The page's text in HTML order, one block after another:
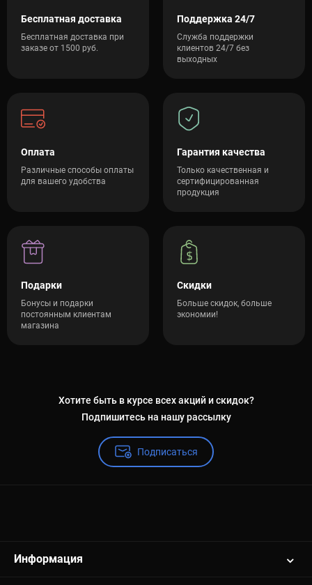
Бесплатная доставка
Бесплатная доставка при
заказе от 1500 руб.
Поддержка 24/7
Служба поддержки
клиентов 24/7 без
выходных
Оплата
Различные способы оплаты
для вашего удобства
Гарантия качества
Только качественная и
сертифицированная
продукция
Подарки
Бонусы и подарки
постоянным клиентам
магазина
Скидки
Больше скидок, больше
экономии!
Хотите быть в курсе всех акций и скидок?
Подпишитесь на нашу рассылку
Подписаться
Информация